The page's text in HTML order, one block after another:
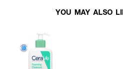
YOU MAY ALSO